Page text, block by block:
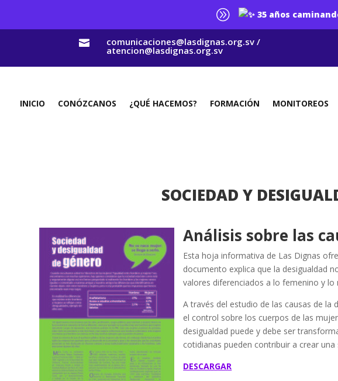
A 35 años
 comunicaciones@lasdignas.org.sv /
atencion@lasdignas.org.sv
INICIO CONÓZCANOS ¿QUÉ HACEMOS? FORMACIÓN MONITOREOS
SOCIEDAD Y
Análisis sobre las
Esta hoja informativa de Las Dignas
documento explica que la desigualdad
valores diferenciados a lo femenino y lo
A través del estudio de las causas de
el control sobre los cuerpos de las
desigualdad puede y debe ser
cotidianas pueden contribuir a crear
DESCARGAR